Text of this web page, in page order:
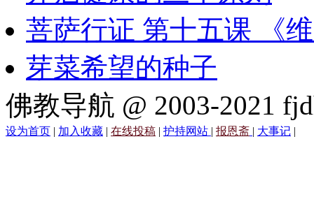
菩萨行证 第十五课 《
芽菜希望的种子
佛教导航 @ 2003-2021
设为首页 | 加入收藏 | 在线投稿 | 护持网站 | 报恩斋 | 大事记 |